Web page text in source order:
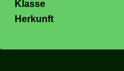
Klasse
Herkunft